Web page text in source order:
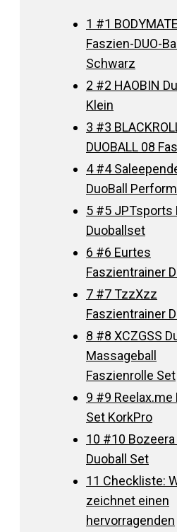
1 #1 BODYMATE
Faszien-DUO-
Schwarz
2 #2 HAOBIN
Klein
3 #3
DUOBALL 08
4#4
DuoBall
5 #5 JPTsports
Duoballset
6 #6 Eurtes
Faszientrainer
7 #7 TzzXzz
Faszientrainer
8 #8 XCZGSS
Massageball
Faszienrolle Set
9 #9 Reelax.me
Set KorkPro
10 #10
Duoball Set
11 Checkliste:
zeichnet einen
hervorragenden